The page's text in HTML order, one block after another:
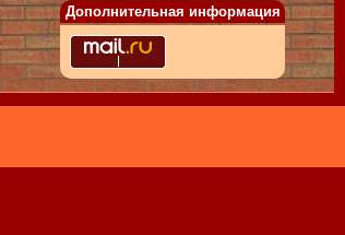
Дополнительная информация